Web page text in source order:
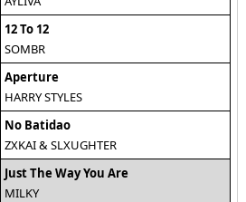
12 To 12
SOMBR
Aperture
HARRY STYLES
No Batidao
ZXKAI & SLXUGHTER
Just The Way You Are
MILKY